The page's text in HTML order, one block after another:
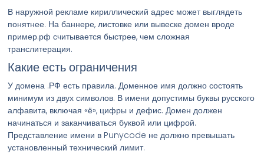
В наружной рекламе кириллический адрес может выглядеть
понятнее. На баннере, листовке или вывеске домен вроде
пример.рф считывается быстрее, чем сложная
транслитерация.
Какие есть ограничения
У домена .РФ есть правила. Доменное имя должно состоять
минимум из двух символов. В имени допустимы буквы русского
алфавита, включая «ё», цифры и дефис. Домен должен
начинаться и заканчиваться буквой или цифрой.
Представление имени в Punycode не должно превышать
установленный технический лимит.